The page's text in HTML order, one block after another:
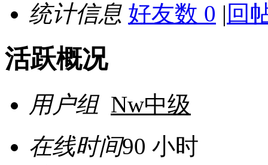
统计信息 好友数 0 | 回
活跃概况
用户组 Nw中级
在线时间90 小时